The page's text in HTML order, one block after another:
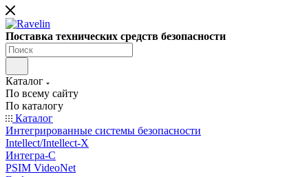
Поставка технических средств безопасности
Каталог
По всему сайту
По каталогу
Каталог
Интегрированные системы безопасности
Intellect/Intellect-X
Интегра-С
PSIM VideoNet